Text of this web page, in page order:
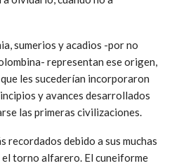
sumerios y acadios -por no
representan ese origen,
les sucederían incorporaron
y avances desarrollados
las primeras civilizaciones.
recordados debido a sus muchas
el torno alfarero. El cuneiforme